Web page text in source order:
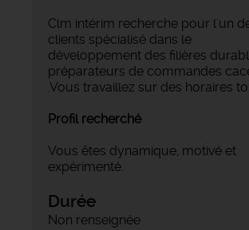
Clm intérim recherche pour l'un
clients spécialisé dans le
développement des filières
préparateurs de commandes
.Vous travaillez sur des horaires
Profil recherché
Vous êtes dynamique, motivé et
expérimenté.
Durée
Non renseignée